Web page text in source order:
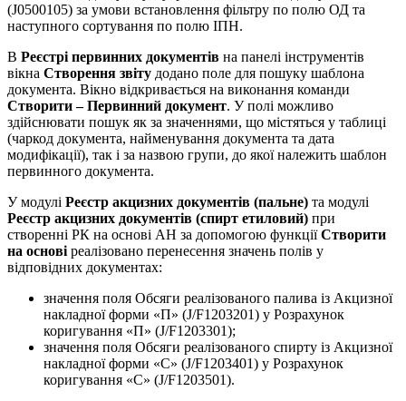
(J0500105) за умови встановлення фільтру по полю ОД та
наступного сортування по полю ІПН.
В Реєстрі первинних документів на панелі інструментів
вікна Створення звіту додано поле для пошуку шаблона
документа. Вікно відкривається на виконання команди
Створити – Первинний документ. У полі можливо
здійснювати пошук як за значеннями, що містяться у таблиці
(чаркод документа, найменування документа та дата
модифікації), так і за назвою групи, до якої належить шаблон
первинного документа.
У модулі Реєстр акцизних документів (пальне) та модулі
Реєстр акцизних документів (спирт етиловий) при
створенні РК на основі АН за допомогою функціїСтворити
на основі реалізовано перенесення значень полів у
відповідних документах:
значення поля Обсяги реалізованого палива із Акцизної
накладної форми «П» (J/F1203201) у Розрахунок
коригування «П» (J/F1203301);
значення поля Обсяги реалізованого спирту із Акцизної
накладної форми «С» (J/F1203401) у Розрахунок
коригування «С» (J/F1203501).